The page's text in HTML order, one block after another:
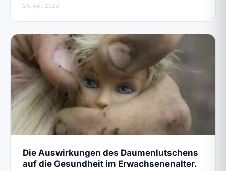
24. Apr. 2023
Die Auswirkungen des Daumenlutschens
auf die Gesundheit im Erwachsenenalter.